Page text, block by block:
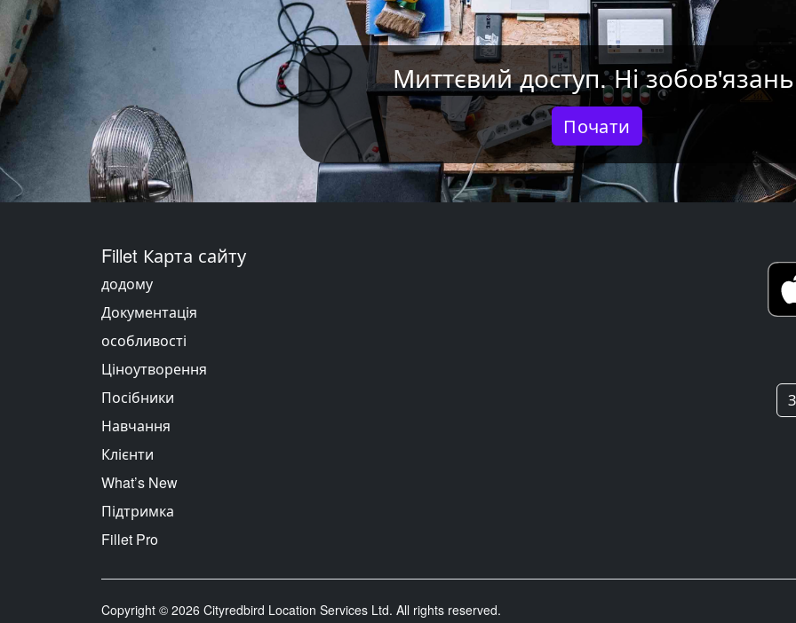
Миттєвий доступ. Ні
Почати
Fillet Карта сайту
додому
Документація
особливості
Ціноутворення
Посібники
Навчання
Клієнти
What’s New
Підтримка
Fillet Pro
Copyright © 2026 Cityredbird Location Services Ltd. All rights reserved.